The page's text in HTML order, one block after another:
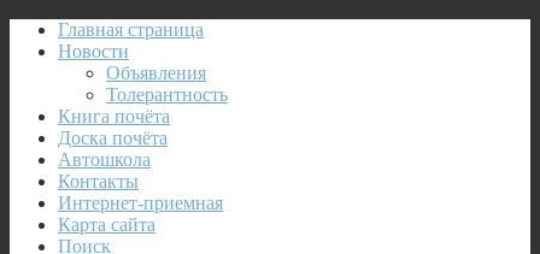
Главная страница
Новости
Объявления
Толерантность
Книга почёта
Доска почёта
Автошкола
Контакты
Интернет-приемная
Карта сайта
Поиск